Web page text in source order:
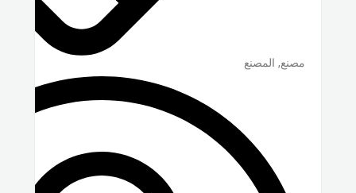
مصنع, المصنع